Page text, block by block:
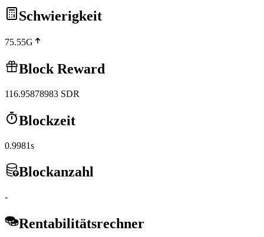
Schwierigkeit
75.55G
Block Reward
116.95878983 SDR
Blockzeit
0.9981s
Blockanzahl
-
Rentabilitätsrechner